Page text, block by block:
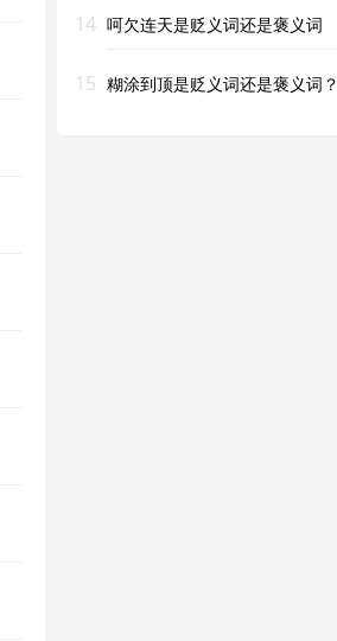
14 呵欠连天是贬义词还是褒义词
15 糊涂到顶是贬义词还是褒义词？